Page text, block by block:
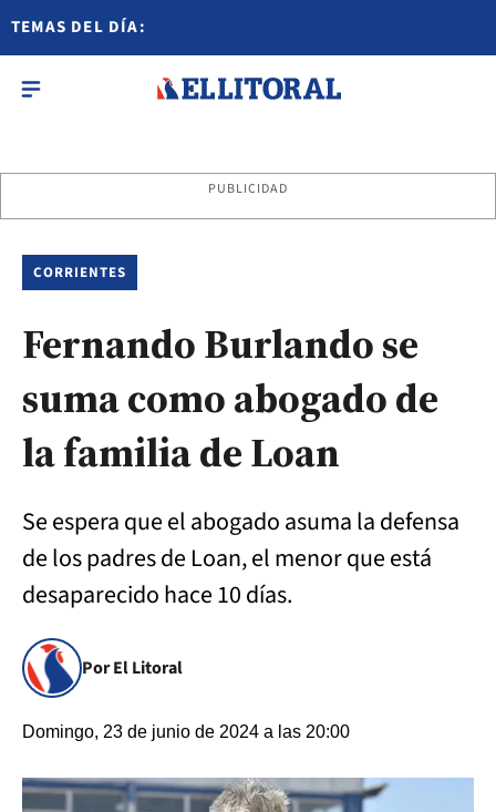
TEMAS DEL DÍA:
PUBLICIDAD
CORRIENTES
Fernando Burlando se
suma como abogado de
la familia de Loan
Se espera que el abogado asuma la defensa
de los padres de Loan, el menor que está
desaparecido hace 10 días.
Por El Litoral
Domingo, 23 de junio de 2024 a las 20:00